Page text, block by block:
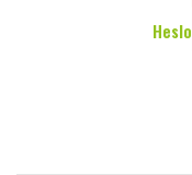
Heslo